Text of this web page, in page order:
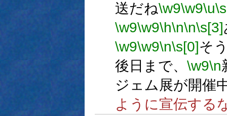
送だね\w9\w9\u
\w9\w9\h\n\n\s[3]
\w9\w9\n\s[0]そ
後日まで、 \w9\n
ジェム展が開催
ように宣伝する